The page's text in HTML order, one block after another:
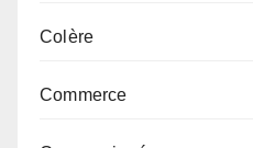
Colère
Commerce